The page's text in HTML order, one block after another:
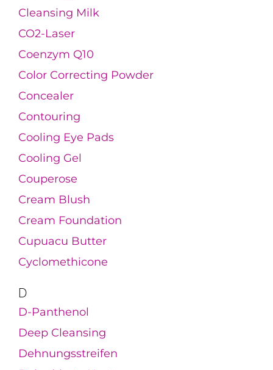
Cleansing Milk
CO2-Laser
Coenzym Q10
Color Correcting Powder
Concealer
Contouring
Cooling Eye Pads
Cooling Gel
Couperose
Cream Blush
Cream Foundation
Cupuacu Butter
Cyclomethicone
D
D-Panthenol
Deep Cleansing
Dehnungsstreifen